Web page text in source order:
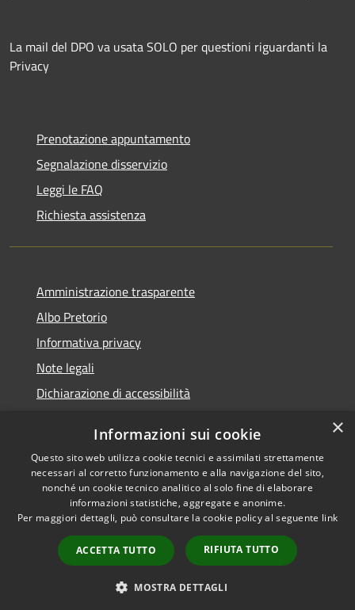
La mail del DPO va usata SOLO per questioni riguardanti la
Privacy
Prenotazione appuntamento
Segnalazione disservizio
Leggi le FAQ
Richiesta assistenza
Amministrazione trasparente
Albo Pretorio
Informativa privacy
Note legali
Dichiarazione di accessibilità
RSS
Accessibilità
Privacy
Cookie
Mappa del sito
Comune convenzionato
Astigov
Progetto|Convenzione|
Adesioni
×
Informazioni sui cookie
Questo sito web utilizza cookie tecnici e assimilati strettamente
necessari al corretto funzionamento e alla navigazione del sito,
nonché un cookie tecnico analitico al solo fine di elaborare
informazioni statistiche, aggregate e anonime.
Per maggiori dettagli, può consultare la cookie policy al seguente link
ACCETTA TUTTO RIFIUTA TUTTO
MOSTRA DETTAGLI